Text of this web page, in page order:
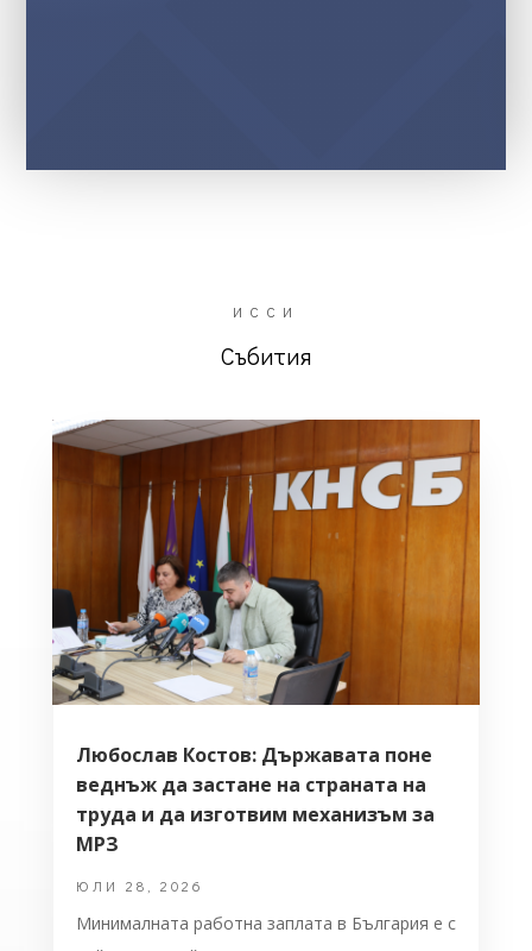
ИССИ
Събития
Любослав Костов: Държавата поне
веднъж да застане на страната на
труда и да изготвим механизъм за
МРЗ
ЮЛИ 28, 2026
Минималната работна заплата в България е с